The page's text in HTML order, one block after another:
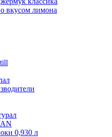
вкусом лимона
0,930 л